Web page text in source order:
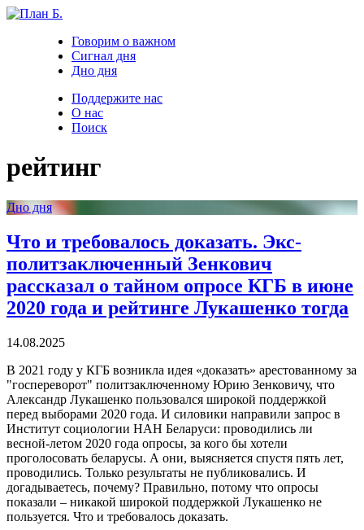
Говорим о важном
Сигнал дня
Дно дня
Поддержите нас
О нас
Поиск
рейтинг
Дно дня
Что и требовалось доказать. Экс-
политзаключенный Зенкович
рассказал о тайном опросе КГБ в июне
2020 года и рейтинге Лукашенко тогда
14.08.2025
В 2021 году у КГБ возникла идея «доказать» арестованному за
"госпереворот" политзаключенному Юрию Зенковичу, что
Александр Лукашенко пользовался широкой поддержкой
перед выборами 2020 года. И силовики направили запрос в
Институт социологии НАН Беларуси: проводились ли
весной-летом 2020 года опросы, за кого бы хотели
проголосовать беларусы. А они, выясняется спустя пять лет,
проводились. Только результаты не публиковались. И
догадываетесь, почему? Правильно, потому что опросы
показали – никакой широкой поддержкой Лукашенко не
пользуется. Что и требовалось доказать.